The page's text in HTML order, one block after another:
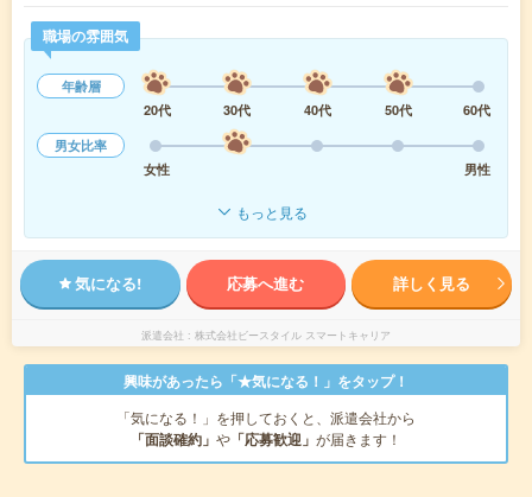
職場の雰囲気
年齢層
20代
30代 40代 50代
60代
男女比率
女性
男性
もっと見る
気になる! 応募へ進む 詳しく見る
派遣会社 株式会社ビースタイル スマートキャリア
興味があったら「★気になる！」をタップ！
「気になる！」を押しておくと、派遣会社から
「面談確約」 や 「応募歓迎」 が届きます！